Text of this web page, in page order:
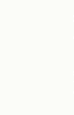
(80%)
Circuit
de l'Eure
Cette jolie
vallée de l'Eure
trouverez de